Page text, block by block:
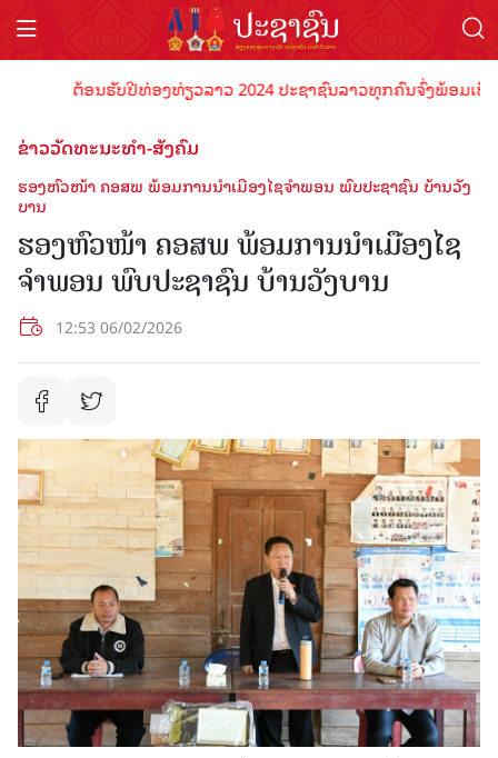
ຕ້ອນຮັບປີທ່ອງທ່ຽວລາວ 2024 ປະຊາຊົນລາວທຸກຄົນຈົ່ງພ້ອມເປັນ
ຂ່າວວັດທະນະທຳ-ສັງຄົມ
ຮອງຫົວໜ້າ ຄອສພ ພ້ອມການນຳເມືອງໄຊຈຳພອນ ພົບປະຊາຊົນ ບ້ານວັງ
ບານ
ຮອງຫົວໜ້າ ຄອສພ ພ້ອມການນຳເມືອງໄຊ
ຈຳພອນ ພົບປະຊາຊົນ ບ້ານວັງບານ
12:53 06/02/2026